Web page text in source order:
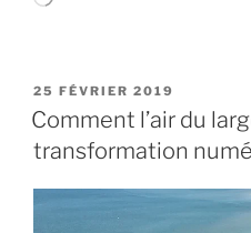
PUBLIÉ
LE
25 FÉVRIER 2019
Comment l’air du
transformation